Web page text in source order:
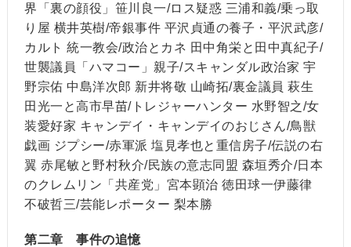
界「裏の顔役」笹川良一/ロス疑惑 三浦和義/乗っ取
り屋 横井英樹/帝銀事件 平沢貞通の養子・平沢武彦/
カルト 統一教会/政治とカネ 田中角栄と田中真紀子/
世襲議員「ハマコー」親子/スキャンダル政治家 宇
野宗佑 中島洋次郎 新井将敬 山崎拓/裏金議員 萩生
田光一と高市早苗/トレジャーハンター 水野智之/女
装愛好家 キャンデイ・キャンデイのおじさん/鳥獣
戯画 ジプシー/赤軍派 塩見孝也と重信房子/伝説の右
翼 赤尾敏と野村秋介/民族の意志同盟 森垣秀介/日本
のクレムリン「共産党」宮本顕治 徳田球一伊藤律
不破哲三/芸能レポーター 梨本勝
第二章 事件の追憶